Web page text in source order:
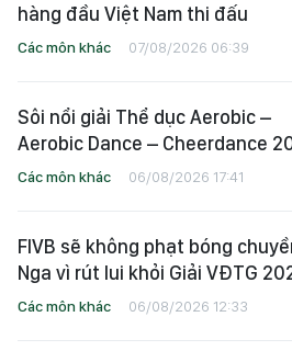
hàng đầu Việt Nam thi đấu
Các môn khác 07/08/2026 06:39
Sôi nổi giải Thể dục Aerobic –
Aerobic Dance – Cheerdance
Các môn khác 06/08/2026 17:41
FIVB sẽ không phạt bóng
Nga vì rút lui khỏi Giải VĐTG
Các môn khác 06/08/2026 12:33